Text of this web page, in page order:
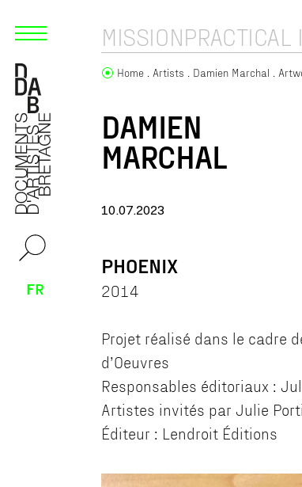
FR
MISSIONPRACTICAL
Home Artists Damien Marchal
DAMIEN
MARCHAL
10.07.2023
PHOENIX
2014
Projet réalisé dans le cadre
d’Oeuvres
Responsables éditoriaux :
Artistes invités par Julie
Éditeur : Lendroit Éditions